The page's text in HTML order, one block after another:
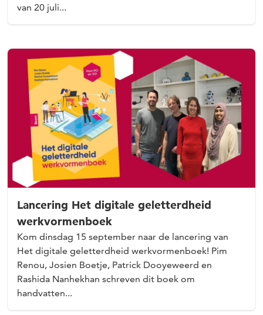
van 20 juli...
Lancering Het digitale geletterdheid
werkvormenboek
Kom dinsdag 15 september naar de lancering van
Het digitale geletterdheid werkvormenboek! Pim
Renou, Josien Boetje, Patrick Dooyeweerd en
Rashida Nanhekhan schreven dit boek om
handvatten...